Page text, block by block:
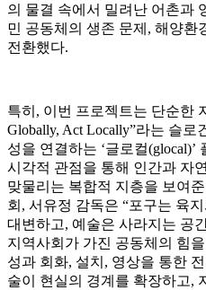
의 물결 속에서 밀려난 어촌과
민 공동체의 생존 문제, 해양환
전환했다.
특히, 이번 프로젝트는 단순한
Globally, Act Locally”라는 슬로
성을 연결하는 ‘글로컬
시각적 관점을 통해 인간과 자
맞물리는 복합적 지층을 보여
회, 서유정 감독은 “포구는 육
대변하고, 예술은 사라지는 공
지역사회가 가진 공동체의 힘
성과 회화, 설치, 영상을 통한
술이 현실의 경계를 확장하고,